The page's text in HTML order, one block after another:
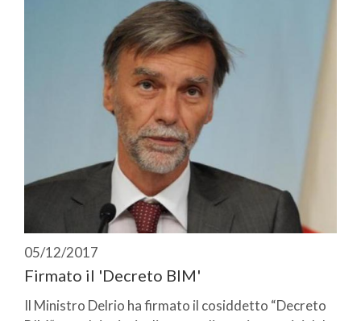
05/12/2017
Firmato il 'Decreto BIM'
Il Ministro Delrio ha firmato il cosiddetto “Decreto